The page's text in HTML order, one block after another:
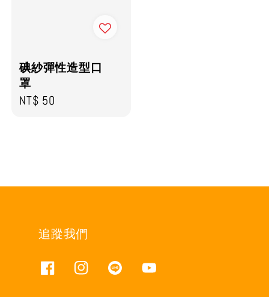
碘紗彈性造型口
罩
Regular
NT$ 50
追蹤我們